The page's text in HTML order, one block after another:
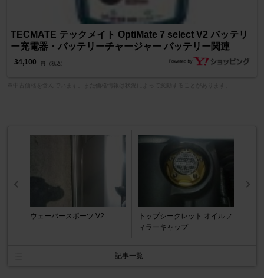
TECMATE テックメイト OptiMate 7 select V2 バッテリ
ー充電器・バッテリーチャージャー バッテリー関連
34,100 円 （税込）
ウェーバースポーツ V2
トップシークレット オイルフ
ィラーキャップ
記事一覧